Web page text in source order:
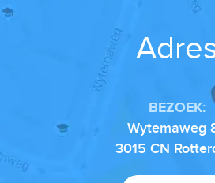
BEZOEK:
Wytemaweg
3015 CN